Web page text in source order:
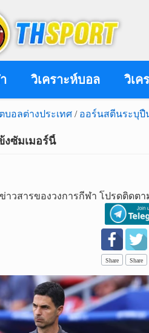
วิเคราะห์บอล วิเค
บอลต่างประเทศ / ออร์นสตีนระบุปื
งซัมเมอร์นี้
วสารของวงการกีฬา โปรดติดตา
Share Share